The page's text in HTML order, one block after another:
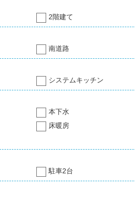
2階建て
南道路
システムキッチン
本下水
床暖房
駐車2台